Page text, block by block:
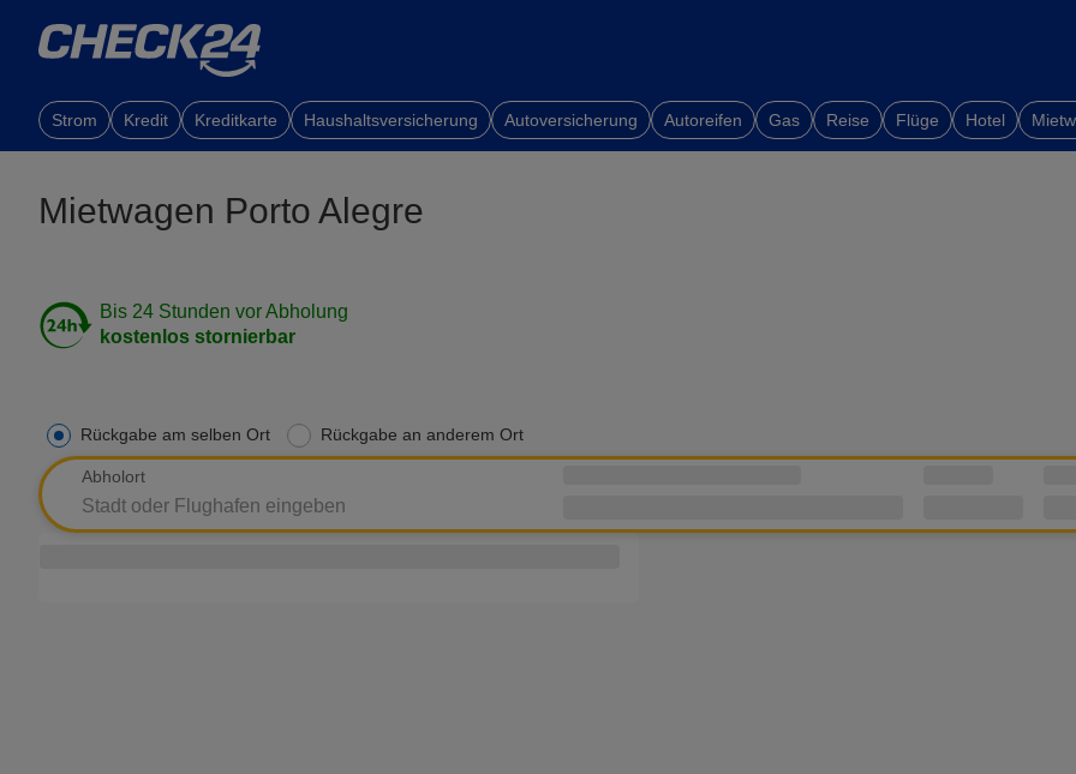
Strom Kredit Kreditkarte Haushaltsversicherung Autoversicherung Autoreifen Gas Reise Flüge Hotel
Mietwagen Porto Alegre
Bis 24 Stunden vor Abholung
kostenlos stornierbar
Rückgabe am selben Ort Rückgabe an anderem Ort
Abholort